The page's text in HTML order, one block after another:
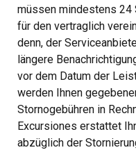
müssen mindestens 24
für den vertraglich
denn, der
längere
vor dem Datum der
werden Ihnen
Stornogebühren in
Excursiones erstattet
abzüglich der